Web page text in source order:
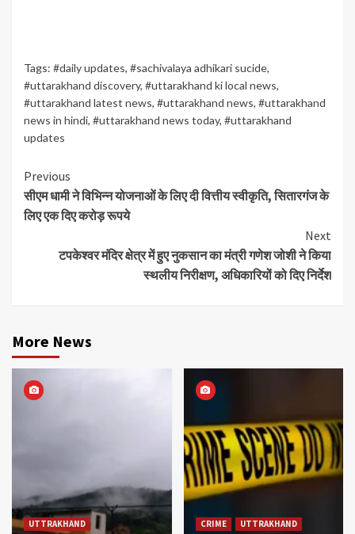
Tags: #daily updates, #sachivalaya adhikari sucide,
#uttarakhand discovery, #uttarakhand ki local news,
#uttarakhand latest news, #uttarakhand news, #uttarakhand
news in hindi, #uttarakhand news today, #uttarakhand
updates
Continue
Reading
Previous
सीएम धामी ने विभिन्न योजनाओं के लिए दी वित्तीय स्वीकृति, सितारगंज के
लिए एक दिए करोड़ रूपये
Next
टपकेश्वर मंदिर क्षेत्र में हुए नुकसान का मंत्री गणेश जोशी ने किया
स्थलीय निरीक्षण, अधिकारियों को दिए निर्देश
More News
UTTRAKHAND CRIME UTTRAKHAND